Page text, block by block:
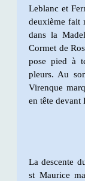
Leblanc et
deuxième fait
dans la
Cormet de
pose pied à
pleurs. Au
Virenque
en tête
La descente
st Maurice